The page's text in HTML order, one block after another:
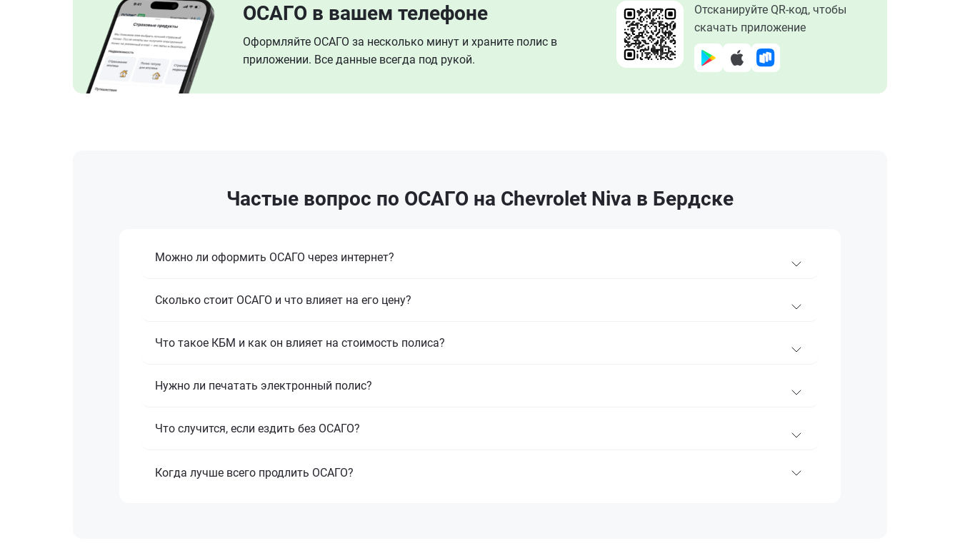
ОСАГО в вашем телефоне
Оформляйте ОСАГО за несколько минут и храните полис в
приложении. Все данные всегда под рукой.
Отсканируйте QR-код, чтобы
скачать приложение
Частые вопрос по ОСАГО на Chevrolet Niva в Бердске
Можно ли оформить ОСАГО через интернет?
Сколько стоит ОСАГО и что влияет на его цену?
Что такое КБМ и как он влияет на стоимость полиса?
Нужно ли печатать электронный полис?
Что случится, если ездить без ОСАГО?
Когда лучше всего продлить ОСАГО?